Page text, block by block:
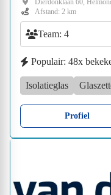
Dierdonklaan 60,
Afstand: 2 km
Team: 4
Populair: 48x
Isolatieglas
Profiel